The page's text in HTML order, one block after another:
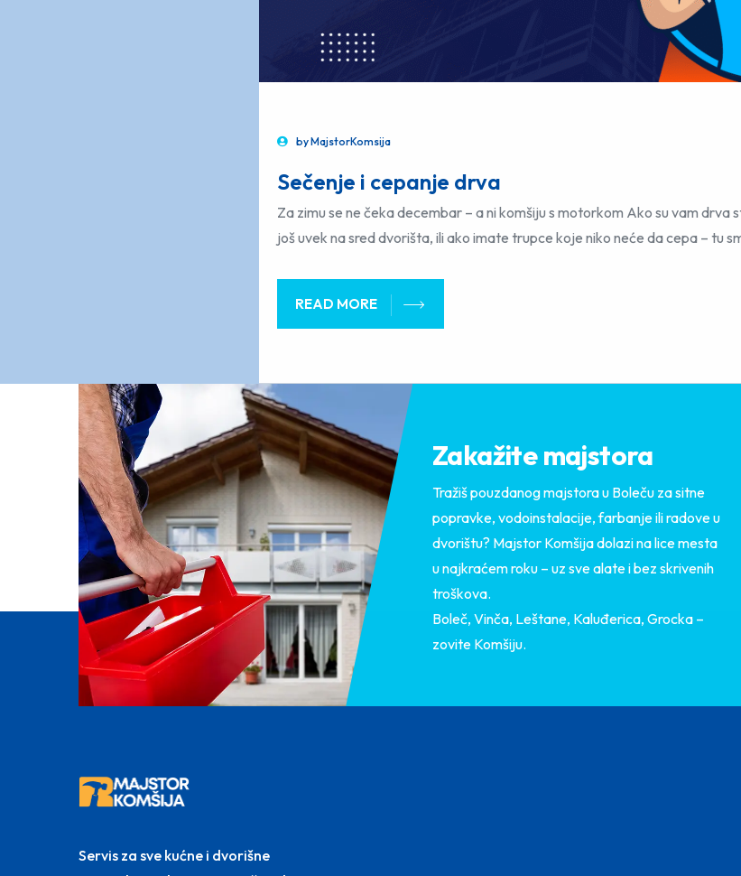
byMajstorKomsija
Sečenje i cepanje drva
Za zimu se ne čeka decembar – a ni komšiju s motorkom Ako su vam drva
još uvek na sred dvorišta, ili ako imate trupce koje niko neće da cepa – tu
READ MORE
Zakažite majstora
Tražiš pouzdanog majstora u Boleču za sitne
popravke, vodoinstalacije, farbanje ili radove u
dvorištu? Majstor Komšija dolazi na lice mesta
u najkraćem roku – uz sve alate i bez skrivenih
troškova.
Boleč, Vinča, Leštane, Kaluđerica, Grocka –
zovite Komšiju.
Servis za sve kućne i dvorišne